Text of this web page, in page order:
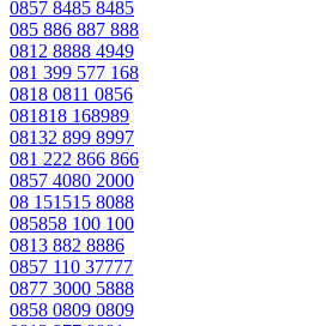
0857 8485 8485
085 886 887 888
0812 8888 4949
081 399 577 168
0818 0811 0856
081818 168989
08132 899 8997
081 222 866 866
0857 4080 2000
08 151515 8088
085858 100 100
0813 882 8886
0857 110 37777
0877 3000 5888
0858 0809 0809